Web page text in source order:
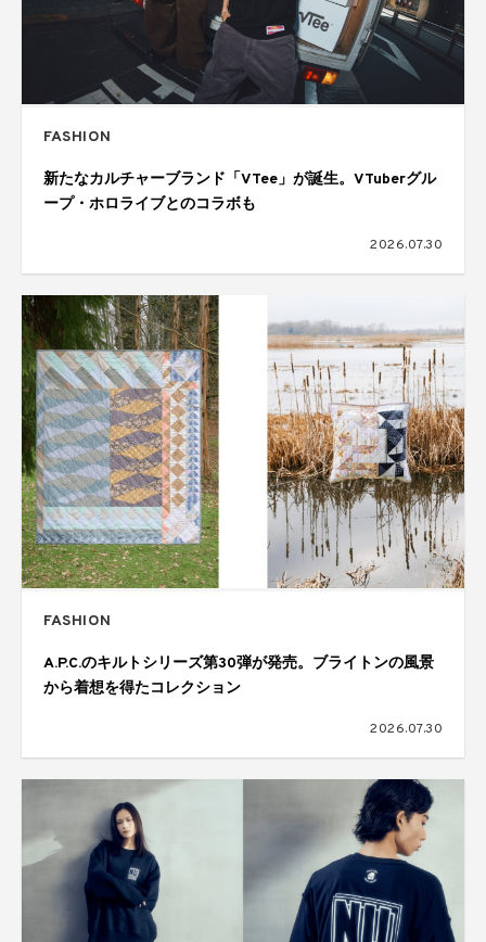
FASHION
新たなカルチャーブランド「VTee」が誕生。VTuberグル
ープ・ホロライブとのコラボも
2026.07.30
FASHION
A.P.C.のキルトシリーズ第30弾が発売。ブライトンの風景
から着想を得たコレクション
2026.07.30